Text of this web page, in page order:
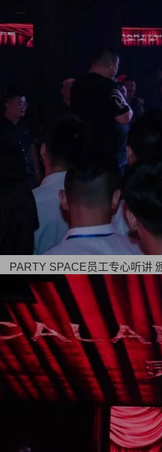
PARTY SPACE员工专心听讲